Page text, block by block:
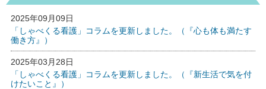
2025年09月09日
「しゃべくる看護」コラムを更新しました。（『心も体も満たす
働き方』）
2025年03月28日
「しゃべくる看護」コラムを更新しました。（『新生活で気を付
けたいこと』）